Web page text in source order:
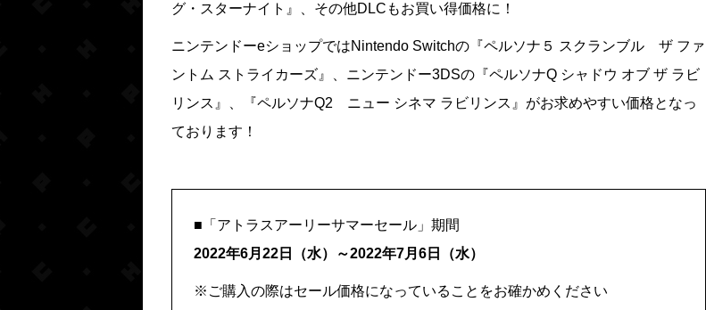
グ・スターナイト』、その他DLCもお買い得価格に！
ニンテンドーeショップではNintendo Switchの『ペルソナ５ スクランブル ザ ファ
ントム ストライカーズ』、ニンテンドー3DSの『ペルソナQ シャドウ オブ ザ ラビ
リンス』、『ペルソナQ2 ニュー シネマ ラビリンス』がお求めやすい価格となっ
ております！
■「アトラスアーリーサマーセール」期間
2022年6月22日（水）～2022年7月6日（水）
※ご購入の際はセール価格になっていることをお確かめください